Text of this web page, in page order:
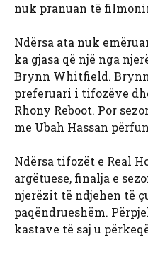
nuk pranuan të
Ndërsa ata nuk
ka gjasa që një nga
Brynn Whitfield.
preferuari i tifozëve
Rhony Reboot. Por
me Ubah Hassan
Ndërsa tifozët e Real
argëtuese, finalja e
njerëzit të ndjehen të
paqëndrueshëm.
kastave të saj u